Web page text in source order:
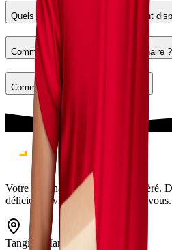
Quels sont les moyens de paiement
Comment devenir restaurant partenaire ?
Comment devenir livreur ?
Votre partenaire de livraison préféré.
délicieux livrés directement chez vous.
Tangier, Maroc